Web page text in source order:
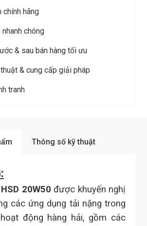
chính hãng
nhanh chóng
& sau bán hàng tối ưu
& cung cấp giải pháp
tranh
Thông số kỹ thuật
20W50 được khuyến nghị
các ứng dụng tải nặng trong
động hàng hải, gồm các